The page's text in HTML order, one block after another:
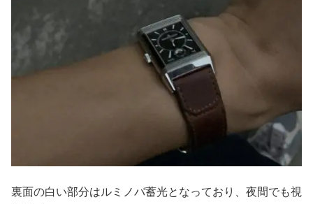
裏面の白い部分はルミノバ蓄光となっており、夜間でも視